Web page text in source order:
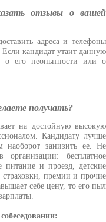
отзывы о вашей
адреса и телефоны
кандидат утаит данную
о его неопытности или о
получать?
на достойную высокую
Кандидату лучше
наоборот занизить ее. Не
бесплатное
питание и проезд, детские
премии и прочие
себе цену, то его пыл